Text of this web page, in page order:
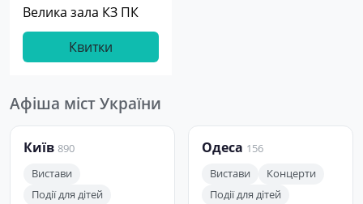
Велика зала КЗ ПК
Квитки
Афіша міст України
Київ 890
Вистави
Події для дітей
Одеса 156
Вистави
Концерти
Події для дітей